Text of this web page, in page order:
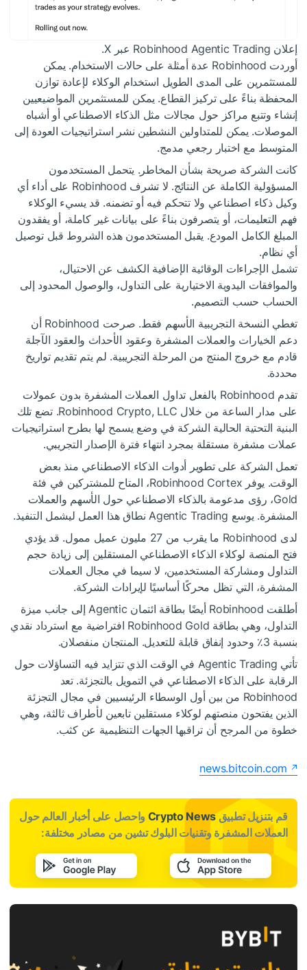
إعلان Robinhood Agentic Trading عبر X.
أوردت Robinhood عدة أمثلة على حالات الاستخدام. يمكن
للمستثمرين على المدى الطويل استخدام الوكلاء لإعادة توازن
المحفظة بناءً على تركيز القطاع. يمكن للمستثمرين المواضيعيين
إنشاء وتتبع مراكز حول مجالات مثل الذكاء الاصطناعي أو أشباه
الموصلات. يمكن للمتداولين النشطين نشر استراتيجيات العودة إلى
المتوسط مع اختبار رجعي مدمج.
كانت الشركة صريحة بشأن المخاطر. يتحمل المستخدمون
المسؤولية الكاملة عن النتائج. لا تشرف Robinhood على أداء أي
وكيل ذكاء اصطناعي ولا تتحكم فيه أو تضمنه. قد يسيء الوكلاء
فهم التعليمات، أو يتصرفون بناءً على بيانات غير كاملة، أو يفقدون
المبلغ الكامل المودع. يقبل المستخدمون هذه الشروط قبل توصيل
أي نظام.
تشمل الإجراءات الوقائية الإضافية الكشف عن الاحتيال،
والموافقات اليدوية الاختيارية على التداول، والوصول المحدود إلى
الحساب حسب التصميم.
تغطي النسخة التجريبية الأسهم فقط. صرحت Robinhood أن
دعم الخيارات والعملات المشفرة وعقود الأحداث والعقود الآجلة
قادم مع خروج المنتج من المرحلة التجريبية. لم يتم تقديم تواريخ
محددة.
تقدم Robinhood بالفعل تداول العملات المشفرة بدون عمولات
على مدار الساعة من خلال Robinhood Crypto, LLC. تضع تلك
البنية التحتية الحالية الشركة في وضع يسمح لها بطرح استراتيجيات
عملات مشفرة مستقلة بمجرد انتهاء فترة الإصدار التجريبي.
تعمل الشركة على تطوير أدوات الذكاء الاصطناعي منذ بعض
الوقت. يوفر Robinhood Cortex، المتاح للمشتركين في فئة
Gold، رؤى مدعومة بالذكاء الاصطناعي حول الأسهم والعملات
المشفرة. يوسع Agentic Trading نطاق هذا العمل ليشمل التنفيذ.
لدى Robinhood ما يقرب من 27 مليون عميل ممول. قد يؤدي
فتح المنصة لوكلاء الذكاء الاصطناعي المستقلين إلى زيادة حجم
التداول ومشاركة المستخدمين، لا سيما في مجال العملات
المشفرة، التي تظل محركًا أساسيًا لإيرادات الشركة.
أطلقت Robinhood أيضًا بطاقة ائتمان Agentic إلى جانب ميزة
التداول، وهي بطاقة Robinhood Gold افتراضية مع استرداد نقدي
بنسبة 3٪ وحدود إنفاق قابلة للتعديل. المنتجان منفصلان.
تأتي Agentic Trading في الوقت الذي تتزايد فيه التساؤلات حول
الرقابة على الذكاء الاصطناعي في التمويل بالتجزئة. تعد
Robinhood من بين أول الوسطاء الرئيسيين في مجال التجزئة
الذين يفتحون منصتهم لوكلاء مستقلين تابعين لأطراف ثالثة، وهي
خطوة من المرجح أن تراقبها الجهات التنظيمية عن كثب.
news.bitcoin.com
قم بتنزيل تطبيقCrypto News واحصل على أخبار العالم حول
العملات المشفرة وتقنيات البلوك تشين من مصادر مختلفة: